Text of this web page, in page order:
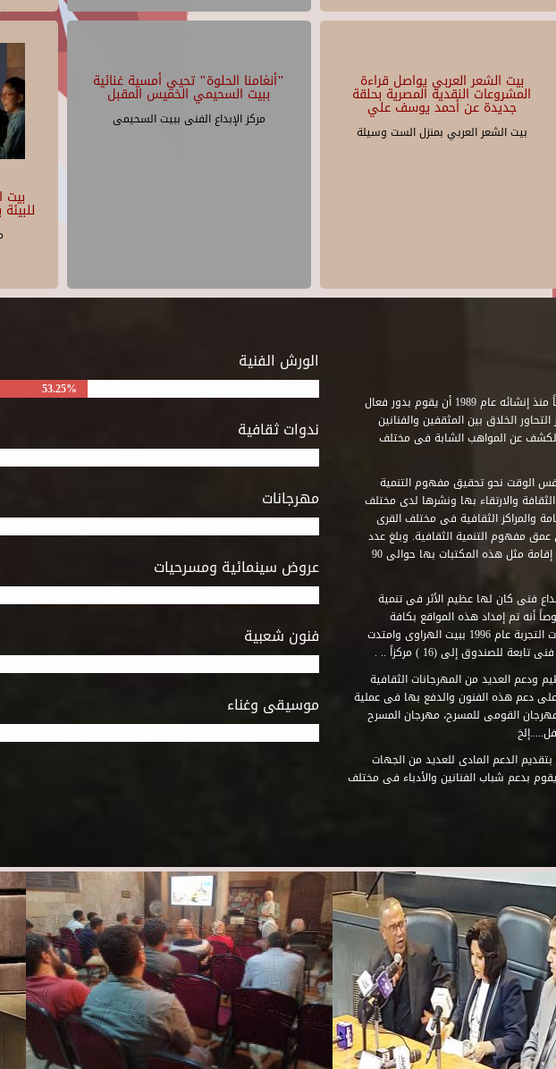
بيت
"أنغامنا الحلوة" تحيي أمسية غنائية
ببيت السحيمي الخميس المقبل
مركز الإبداع الفنى ببيت السحيمى
بيت الشعر العربي يواصل قراءة
المشروعات النقدية المصرية بحلقة
جديدة عن أحمد يوسف علي
بيت الشعر العربي بمنزل الست وسيلة
الورش الفنية
53.25%
ندوات ثقافية
مهرجانات
عروض سينمائية ومسرحيات
فنون شعبية
موسيقى وغناء
استطاع صندوق التنمية الثقافية على مدى خمسة وثلاثون عاماً منذ إنشائه عام 1989 أن يقوم بدور فعال
الخلاق بين المثقفين والفنانين
عن المواهب الشابة فى مختلف
الوقت نحو تحقيق مفهوم التنمية
والارتقاء بها ونشرها لدى مختلف
والمراكز الثقافية فى مختلف القرى
مفهوم التنمية الثقافية. وبلغ عدد
المكتبات التى أنشأها الصندوق فى أماكن لم يكن من المتصور إقامة مثل هذه المكتبات بها حوالى 90
فنى كان لها عظيم الأثر فى تنمية
أنه تم إمداد هذه المواقع بكافة
المتطلبات التى تكفل لها أداء دورها الثقافى والفنى. وقد بدأت التجربة عام 1996 ببيت الهراوى وامتدت
للصندوق إلى (16 ) مركزاً .. .
ودعم العديد من المهرجانات الثقافية
دعم هذه الفنون والدفع بها فى عملية
القومى للمسرح، مهرجان المسرح
الدعم المادى للعديد من الجهات
بدعم شباب الفنانين والأدباء فى مختلف